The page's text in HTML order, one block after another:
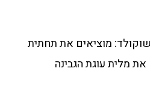
שוקולד: מוציאים את תחתית
מלית עוגת הגבינה